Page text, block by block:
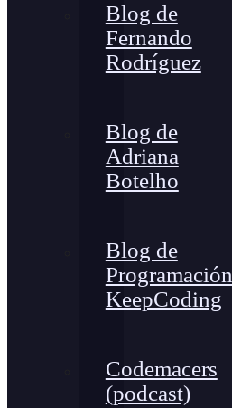
Blog de
Fernando
Rodríguez
Blog de
Adriana
Botelho
Blog de
Programación
KeepCoding
Codemacers
(podcast)